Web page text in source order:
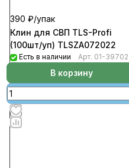
390 ₽/упак
Клин для СВП TLS-Profi
(100шт/уп) TLSZA072022
Есть в наличии Арт. 01-39702
В корзину